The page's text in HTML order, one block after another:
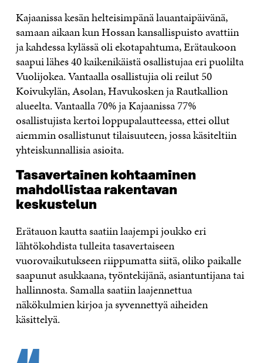
Kajaanissa kesän helteisimpänä lauantaipäivänä,
samaan aikaan kun Hossan kansallispuisto avattiin
ja kahdessa kylässä oli ekotapahtuma, Erätaukoon
saapui lähes 40 kaikenikäistä osallistujaa eri puolilta
Vuolijokea. Vantaalla osallistujia oli reilut 50
Koivukylän, Asolan, Havukosken ja Rautkallion
alueelta. Vantaalla 70% ja Kajaanissa 77%
osallistujista kertoi loppupalautteessa, ettei ollut
aiemmin osallistunut tilaisuuteen, jossa käsiteltiin
yhteiskunnallisia asioita.
Tasavertainen kohtaaminen
mahdollistaa rakentavan
keskustelun
Erätauon kautta saatiin laajempi joukko eri
lähtökohdista tulleita tasavertaiseen
vuorovaikutukseen riippumatta siitä, oliko paikalle
saapunut asukkaana, työntekijänä, asiantuntijana tai
hallinnosta. Samalla saatiin laajennettua
näkökulmien kirjoa ja syvennettyä aiheiden
käsittelyä.